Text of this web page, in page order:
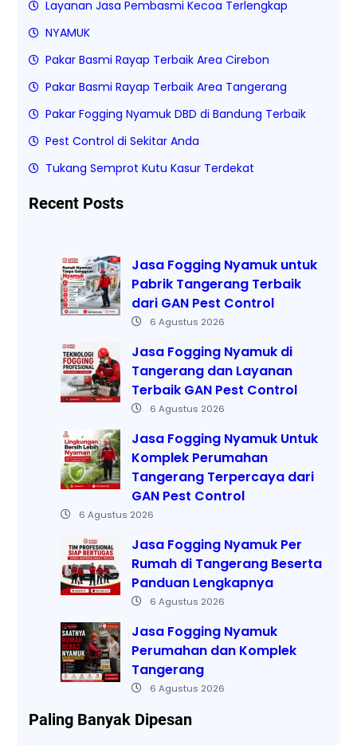
Layanan Jasa Pembasmi Kecoa Terlengkap
NYAMUK
Pakar Basmi Rayap Terbaik Area Cirebon
Pakar Basmi Rayap Terbaik Area Tangerang
Pakar Fogging Nyamuk DBD di Bandung Terbaik
Pest Control di Sekitar Anda
Tukang Semprot Kutu Kasur Terdekat
Recent Posts
Jasa Fogging Nyamuk untuk
Pabrik Tangerang Terbaik
dari GAN Pest Control
6 Agustus 2026
Jasa Fogging Nyamuk di
Tangerang dan Layanan
Terbaik GAN Pest Control
6 Agustus 2026
Jasa Fogging Nyamuk Untuk
Komplek Perumahan
Tangerang Terpercaya dari
GAN Pest Control
6 Agustus 2026
Jasa Fogging Nyamuk Per
Rumah di Tangerang Beserta
Panduan Lengkapnya
6 Agustus 2026
Jasa Fogging Nyamuk
Perumahan dan Komplek
Tangerang
6 Agustus 2026
Paling Banyak Dipesan